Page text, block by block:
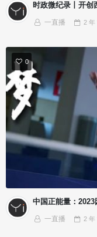
时政微纪录丨开创
一直播 2 年
0
中国正能量：2023
一直播 2 年